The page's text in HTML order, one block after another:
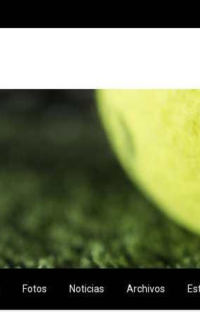
Fotos Noticias Archivos